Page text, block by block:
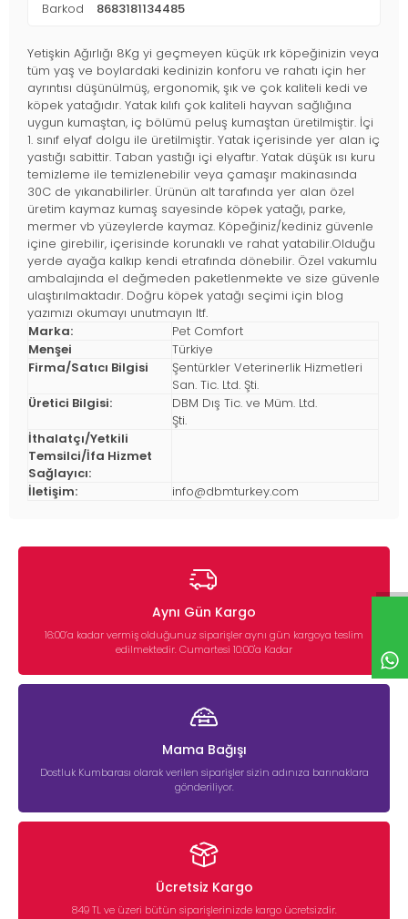
Barkod 8683181134485
Yetişkin Ağırlığı 8Kg yi geçmeyen küçük ırk köpeğinizin veya
tüm yaş ve boylardaki kedinizin konforu ve rahatı için her
ayrıntısı düşünülmüş, ergonomik, şık ve çok kaliteli kedi ve
köpek yatağıdır. Yatak kılıfı çok kaliteli hayvan sağlığına
uygun kumaştan, iç bölümü peluş kumaştan üretilmiştir. İçi
1. sınıf elyaf dolgu ile üretilmiştir. Yatak içerisinde yer alan iç
yastığı sabittir. Taban yastığı içi elyaftır. Yatak düşük ısı kuru
temizleme ile temizlenebilir veya çamaşır makinasında
30C de yıkanabilirler. Ürünün alt tarafında yer alan özel
üretim kaymaz kumaş sayesinde köpek yatağı, parke,
mermer vb yüzeylerde kaymaz. Köpeğiniz/kediniz güvenle
içine girebilir, içerisinde korunaklı ve rahat yatabilir.Olduğu
yerde ayağa kalkıp kendi etrafında dönebilir. Özel vakumlu
ambalajında el değmeden paketlenmekte ve size güvenle
ulaştırılmaktadır. Doğru köpek yatağı seçimi için blog
yazımızı okumayı unutmayın ltf.
Marka:
Pet Comfort
Menşei
Türkiye
Firma/Satıcı Bilgisi
Şentürkler Veterinerlik Hizmetleri
San. Tic. Ltd. Şti.
Üretici Bilgisi:
DBM Dış Tic. ve Müm. Ltd.
Şti.
İthalatçı/Yetkili
Temsilci/İfa Hizmet
Sağlayıcı:
İletişim:
info@dbmturkey.com
Aynı Gün Kargo
16:00’a kadar vermiş olduğunuz siparişler aynı gün kargoya teslim
edilmektedir. Cumartesi 10:00'a Kadar
Mama Bağışı
Dostluk Kumbarası olarak verilen siparişler sizin adınıza barınaklara
gönderiliyor.
Ücretsiz Kargo
849 TL ve üzeri bütün siparişlerinizde kargo ücretsizdir.